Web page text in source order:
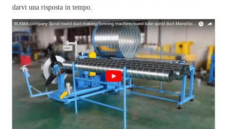
darvi una risposta in tempo.